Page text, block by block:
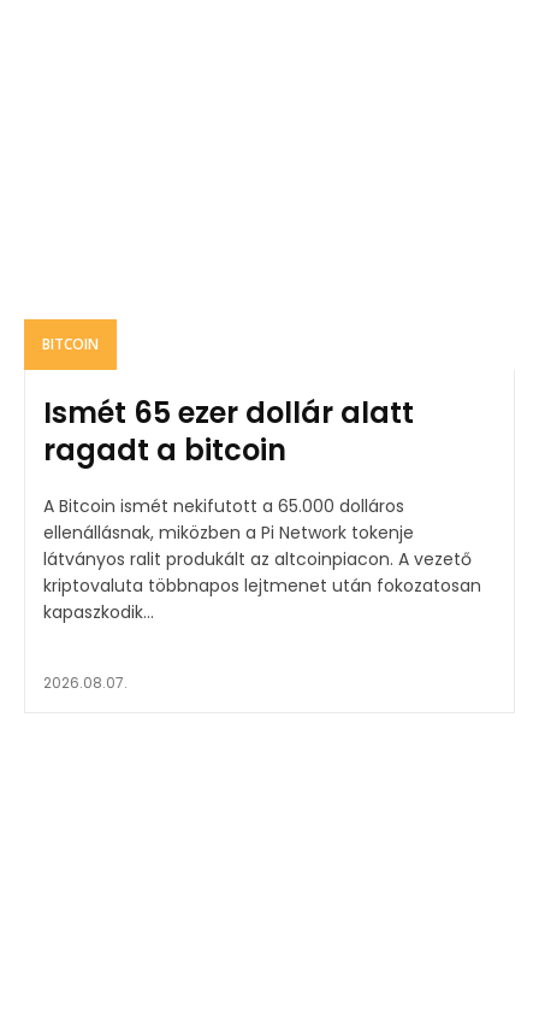
BITCOIN
Ismét 65 ezer dollár alatt
ragadt a bitcoin
A Bitcoin ismét nekifutott a 65.000 dolláros
ellenállásnak, miközben a Pi Network tokenje
látványos ralit produkált az altcoinpiacon. A vezető
kriptovaluta többnapos lejtmenet után fokozatosan
kapaszkodik...
2026.08.07.